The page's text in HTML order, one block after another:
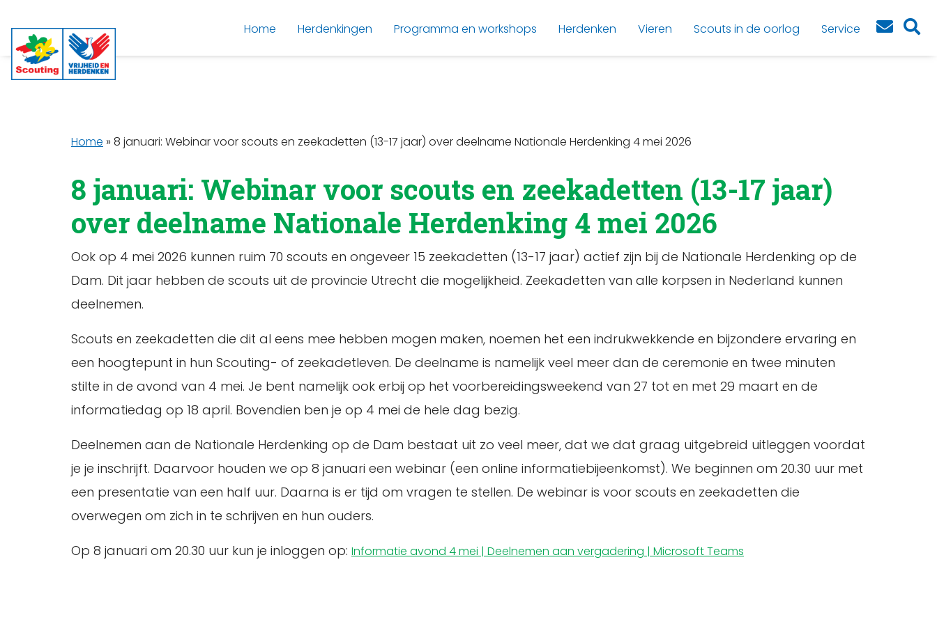
Home Herdenkingen Programma en workshops Herdenken Vieren Scouts in de oorlog Service
Home » 8 januari: Webinar voor scouts en zeekadetten (13-17 jaar) over deelname Nationale Herdenking 4 mei 2026
8 januari: Webinar voor scouts en zeekadetten (13-17 jaar)
over deelname Nationale Herdenking 4 mei 2026
Ook op 4 mei 2026 kunnen ruim 70 scouts en ongeveer 15 zeekadetten (13-17 jaar) actief zijn bij de Nationale Herdenking op de
Dam. Dit jaar hebben de scouts uit de provincie Utrecht die mogelijkheid. Zeekadetten van alle korpsen in Nederland kunnen
deelnemen.
Scouts en zeekadetten die dit al eens mee hebben mogen maken, noemen het een indrukwekkende en bijzondere ervaring en
een hoogtepunt in hun Scouting- of zeekadetleven. De deelname is namelijk veel meer dan de ceremonie en twee minuten
stilte in de avond van 4 mei. Je bent namelijk ook erbij op het voorbereidingsweekend van 27 tot en met 29 maart en de
informatiedag op 18 april. Bovendien ben je op 4 mei de hele dag bezig.
Deelnemen aan de Nationale Herdenking op de Dam bestaat uit zo veel meer, dat we dat graag uitgebreid uitleggen voordat
je je inschrijft. Daarvoor houden we op 8 januari een webinar (een online informatiebijeenkomst). We beginnen om 20.30 uur met
een presentatie van een half uur. Daarna is er tijd om vragen te stellen. De webinar is voor scouts en zeekadetten die
overwegen om zich in te schrijven en hun ouders.
Op 8 januari om 20.30 uur kun je inloggen op: Informatie avond 4 mei | Deelnemen aan vergadering | Microsoft Teams